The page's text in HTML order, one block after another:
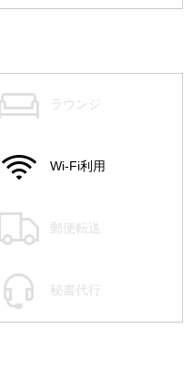
ラウンジ
Wi-Fi利用
郵便転送
秘書代行